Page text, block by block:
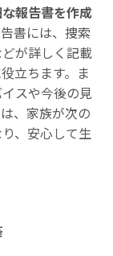
報告書を作成
書には、捜索
が詳しく記載
立ちます。ま
スや今後の見
、家族が次の
、安心して生